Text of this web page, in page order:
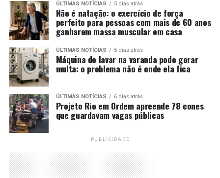
ÚLTIMAS NOTÍCIAS 5 dias atrás
Não é natação: o exercício de força
perfeito para pessoas com mais de 60 anos
ganharem massa muscular em casa
ÚLTIMAS NOTÍCIAS 5 dias atrás
Máquina de lavar na varanda pode gerar
multa: o problema não é onde ela fica
ÚLTIMAS NOTÍCIAS 6 dias atrás
Projeto Rio em Ordem apreende 78 cones
que guardavam vagas públicas
PUBLICIDADE